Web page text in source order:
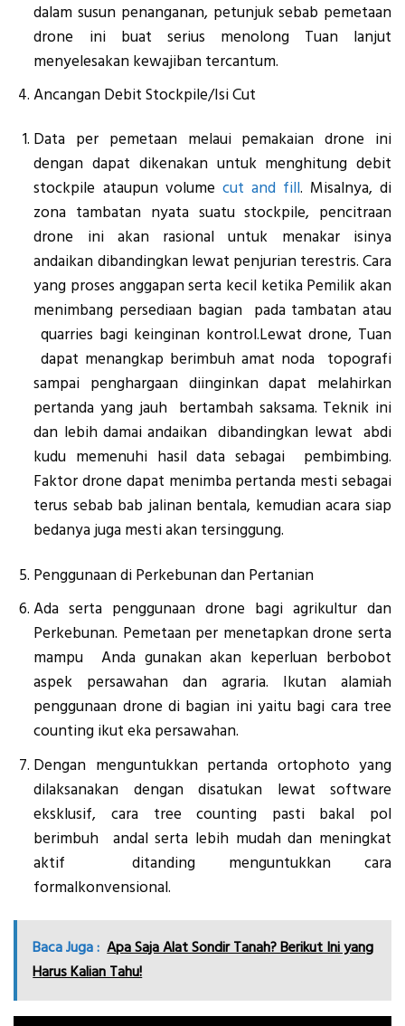
dalam susun penanganan, petunjuk sebab pemetaan
drone ini buat serius menolong Tuan lanjut
menyelesakan kewajiban tercantum.
Ancangan Debit Stockpile/Isi Cut
Data per pemetaan melaui pemakaian drone ini
dengan dapat dikenakan untuk menghitung debit
stockpile ataupun volume cut and fill. Misalnya, di
zona tambatan nyata suatu stockpile, pencitraan
drone ini akan rasional untuk menakar isinya
andaikan dibandingkan lewat penjurian terestris. Cara
yang proses anggapan serta kecil ketika Pemilik akan
menimbang persediaan bagian pada tambatan atau
quarries bagi keinginan kontrol.Lewat drone, Tuan
dapat menangkap berimbuh amat noda topografi
sampai penghargaan diinginkan dapat melahirkan
pertanda yang jauh bertambah saksama. Teknik ini
dan lebih damai andaikan dibandingkan lewat abdi
kudu memenuhi hasil data sebagai pembimbing.
Faktor drone dapat menimba pertanda mesti sebagai
terus sebab bab jalinan bentala, kemudian acara siap
bedanya juga mesti akan tersinggung.
Penggunaan di Perkebunan dan Pertanian
Ada serta penggunaan drone bagi agrikultur dan
Perkebunan. Pemetaan per menetapkan drone serta
mampu Anda gunakan akan keperluan berbobot
aspek persawahan dan agraria. Ikutan alamiah
penggunaan drone di bagian ini yaitu bagi cara tree
counting ikut eka persawahan.
Dengan menguntukkan pertanda ortophoto yang
dilaksanakan dengan disatukan lewat software
eksklusif, cara tree counting pasti bakal pol
berimbuh andal serta lebih mudah dan meningkat
aktif ditanding menguntukkan cara
formalkonvensional.
Baca Juga : Apa Saja Alat Sondir Tanah? Berikut Ini yang
Harus Kalian Tahu!